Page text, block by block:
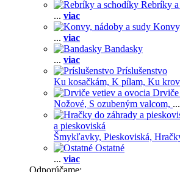
Rebríky
... viac
... viac
Bandasky
... viac
Príslušenstvo
Ku kosačkám, K pílam, Ku
Drviče
Nožové, S ozubeným valcom, ...
a pieskoviská
Šmykľavky, Pieskoviská,
Ostatné
... viac
Odporúčame: